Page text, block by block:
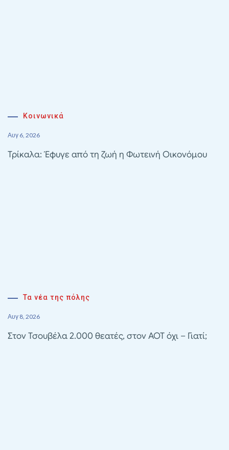
Κοινωνικά
Αυγ 6, 2026
Τρίκαλα: Έφυγε από τη ζωή η Φωτεινή Οικονόμου
Τα νέα της πόλης
Αυγ 8, 2026
Στον Τσουβέλα 2.000 θεατές, στον ΑΟΤ όχι – Γιατί;